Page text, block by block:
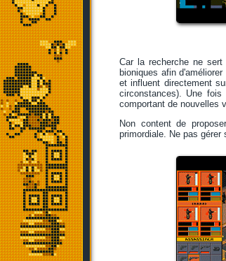
Car la recherche ne
bioniques afin
et influent directement
circonstances). Une
comportant de nouvelles
Non content de
primordiale. Ne pas